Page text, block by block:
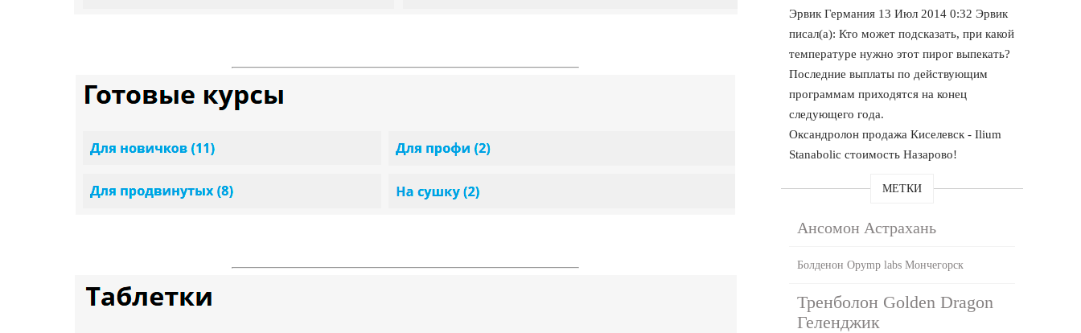
Эрвик Германия 13 Июл 2014 0:32 Эрвик
писал(а): Кто может подсказать, при какой
температуре нужно этот пирог выпекать?
Последние выплаты по действующим
программам приходятся на конец
следующего года.
Оксандролон продажа Киселевск - Ilium
Stanabolic стоимость Назарово!
МЕТКИ
Ансомон Астрахань
Болденон Opymp labs Мончегорск
Тренболон Golden Dragon
Геленджик